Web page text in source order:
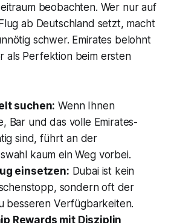
beobachten. Wer nur auf
ab Deutschland setzt, macht
schwer. Emirates belohnt
als Perfektion beim ersten
suchen: Wenn Ihnen
Bar und das volle Emirates-
sind, führt an der
kaum ein Weg vorbei.
einsetzen: Dubai ist kein
sondern oft der
besseren Verfügbarkeiten.
Rewards mit Disziplin